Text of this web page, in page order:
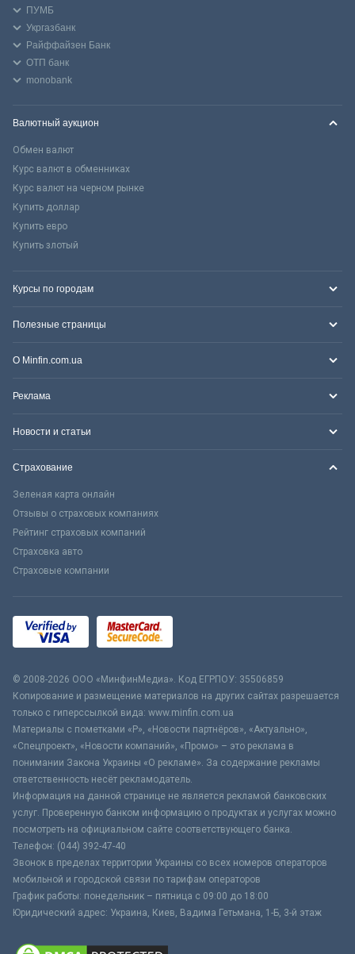
ПУМБ
Укргазбанк
Райффайзен Банк
ОТП банк
monobank
Валютный аукцион
Обмен валют
Курс валют в обменниках
Курс валют на черном рынке
Купить доллар
Купить евро
Купить злотый
Курсы по городам
Полезные страницы
О Minfin.com.ua
Реклама
Новости и статьи
Страхование
Зеленая карта онлайн
Отзывы о страховых компаниях
Рейтинг страховых компаний
Страховка авто
Страховые компании
© 2008-2026 ООО «МинфинМедиа». Код ЕГРПОУ: 35506859
Копирование и размещение материалов на других сайтах разрешается
только с гиперссылкой вида: www.minfin.com.ua
Материалы с пометками «Р», «Новости партнёров», «Актуально»,
«Спецпроект», «Новости компаний», «Промо» – это реклама в
понимании Закона Украины «О рекламе». За содержание рекламы
ответственность несёт рекламодатель.
Информация на данной странице не является рекламой банковских
услуг. Проверенную банком информацию о продуктах и услугах можно
посмотреть на официальном сайте соответствующего банка.
Телефон: (044) 392-47-40
Звонок в пределах территории Украины со всех номеров операторов
мобильной и городской связи по тарифам операторов
График работы: понедельник – пятница с 09:00 до 18:00
Юридический адрес: Украина, Киев, Вадима Гетьмана, 1-Б, 3-й этаж